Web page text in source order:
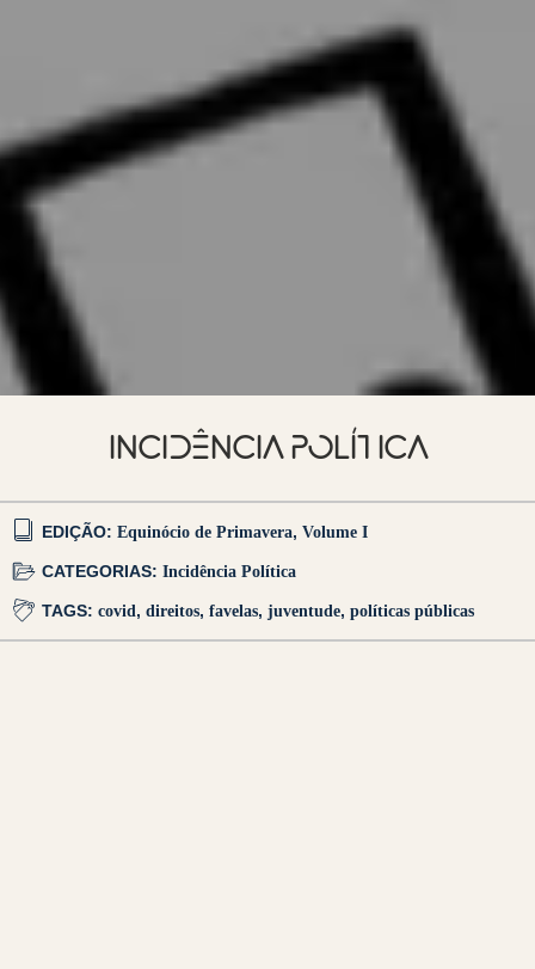
INCIDÊNCIA POLÍTICA
EDIÇÃO: Equinócio de Primavera, Volume I
CATEGORIAS: Incidência Política
TAGS: covid, direitos, favelas, juventude, políticas públicas